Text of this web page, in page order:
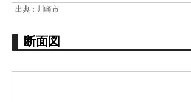
出典：川崎市
断面図